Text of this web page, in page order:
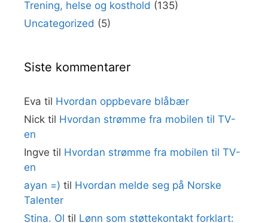
Trening, helse og kosthold (135)
Uncategorized (5)
Siste kommentarer
Eva til Hvordan oppbevare blåbær
Nick til Hvordan strømme fra mobilen til TV-
en
Ingve til Hvordan strømme fra mobilen til TV-
en
ayan =) til Hvordan melde seg på Norske
Talenter
Stina. Ol til Lønn som støttekontakt forklart: